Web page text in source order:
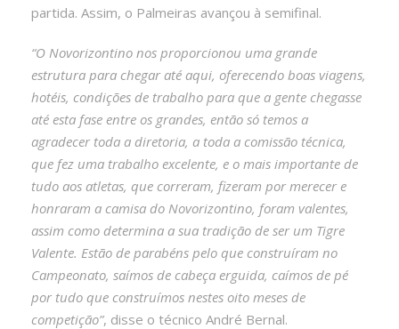
partida. Assim, o Palmeiras avançou à semifinal.
“O Novorizontino nos proporcionou uma grande
estrutura para chegar até aqui, oferecendo boas viagens,
hotéis, condições de trabalho para que a gente chegasse
até esta fase entre os grandes, então só temos a
agradecer toda a diretoria, a toda a comissão técnica,
que fez uma trabalho excelente, e o mais importante de
tudo aos atletas, que correram, fizeram por merecer e
honraram a camisa do Novorizontino, foram valentes,
assim como determina a sua tradição de ser um Tigre
Valente. Estão de parabéns pelo que construíram no
Campeonato, saímos de cabeça erguida, caímos de pé
por tudo que construímos nestes oito meses de
competição”, disse o técnico André Bernal.